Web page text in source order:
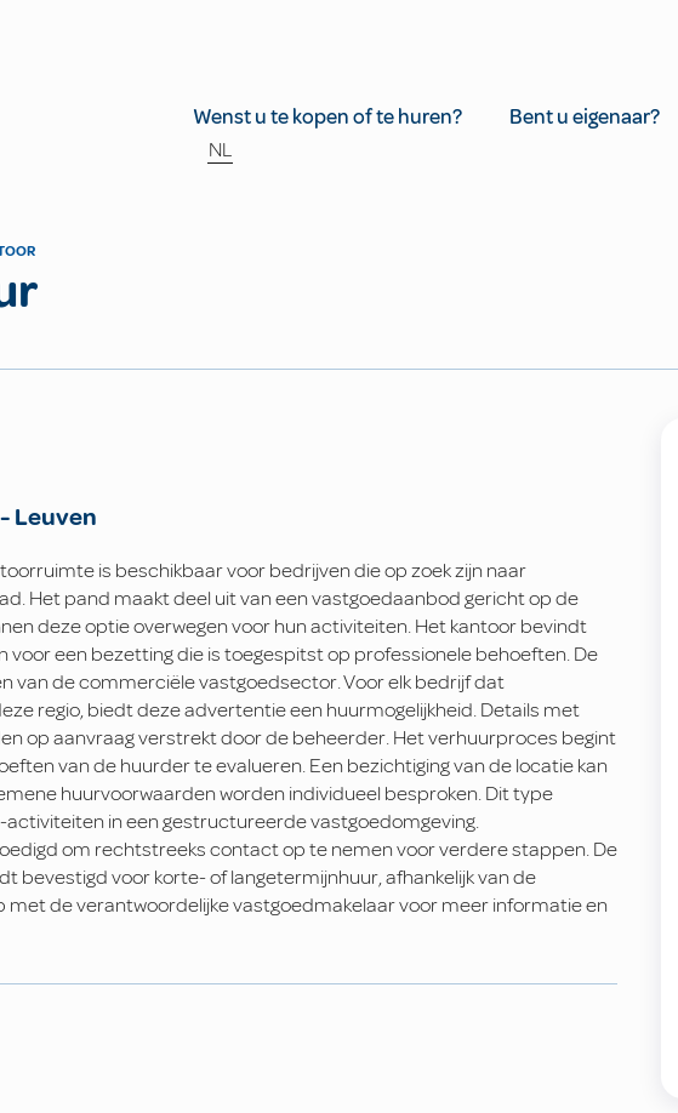
Wenst u te kopen of te huren? Bent u eigenaar?
NL
- Leuven
is beschikbaar voor bedrijven die op zoek zijn naar
Het pand maakt deel uit van een vastgoedaanbod gericht op de
deze optie overwegen voor hun activiteiten. Het kantoor bevindt
voor een bezetting die is toegespitst op professionele behoeften. De
van de commerciële vastgoedsector. Voor elk bedrijf dat
regio, biedt deze advertentie een huurmogelijkheid. Details met
op aanvraag verstrekt door de beheerder. Het verhuurproces begint
van de huurder te evalueren. Een bezichtiging van de locatie kan
huurvoorwaarden worden individueel besproken. Dit type
activiteiten in een gestructureerde vastgoedomgeving.
om rechtstreeks contact op te nemen voor verdere stappen. De
bevestigd voor korte- of langetermijnhuur, afhankelijk van de
de verantwoordelijke vastgoedmakelaar voor meer informatie en